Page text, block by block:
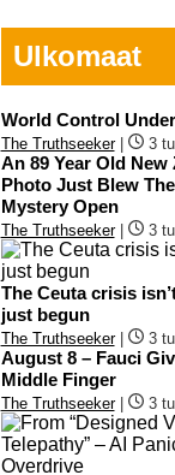
Ulkomaat
World Control
The Truthseeker| 3
An 89 Year Old New
Photo Just Blew
Mystery Open
The Truthseeker| 3
The Ceuta crisis
just begun
The Truthseeker| 3
August 8 – Fauci
Middle Finger
The Truthseeker| 3